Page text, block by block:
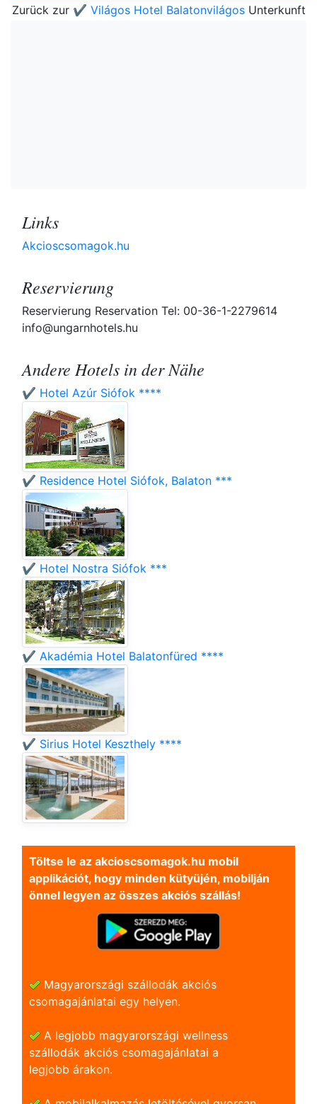
Zurück zur ✔️ Világos Hotel Balatonvilágos Unterkunft
Links
Akcioscsomagok.hu
Reservierung
Reservierung Reservation Tel: 00-36-1-2279614
info@ungarnhotels.hu
Andere Hotels in der Nähe
✔️ Hotel Azúr Siófok ****
✔️ Residence Hotel Siófok, Balaton ***
✔️ Hotel Nostra Siófok ***
✔️ Akadémia Hotel Balatonfüred ****
✔️ Sirius Hotel Keszthely ****
Töltse le az akcioscsomagok.hu mobil
applikációt, hogy minden kütyüjén, mobilján
önnel legyen az összes akciós szállás!
Magyarországi szállodák akciós
csomagajánlatai egy helyen.
A legjobb magyarországi wellness
szállodák akciós csomagajánlatai a
legjobb árakon.